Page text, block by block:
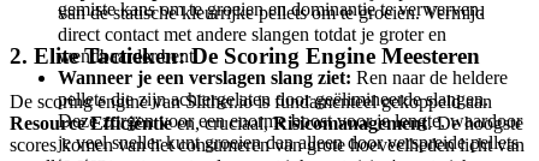
van de statische kleurrijke pellets om te groeien. Vermijd
direct contact met andere slangen totdat je groter en
wendbaarder bent.
Wanneer je een verslagen slang ziet: Ren naar de heldere
pellets die zijn achtergelaten door geëlimineerde slangen.
Deze zorgen voor een enorme boost voor je lengte, waardoor
je veel sneller kunt groeien dan alleen door verspreide pellets
gemiste kans om te groeien en dominantie te verwerven.
2. Elite Tactieken: De Scoring Engine Meesteren
De scoring engine van Slither.io is fundamenteel gekoppeld aan
Resource Efficiëntieen, cruciaal,Risicomanagement. De hoogste
scores komen van het consumeren van grote hoeveelheden licht van